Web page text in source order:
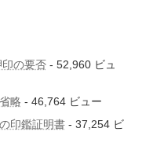
の要否- 52,960 ビュ
略 - 46,764 ビュー
印鑑証明書- 37,254 ビ